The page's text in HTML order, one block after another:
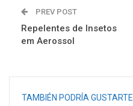
PREV POST
Repelentes de Insetos
em Aerossol
TAMBIÉN PODRÍA GUSTARTE